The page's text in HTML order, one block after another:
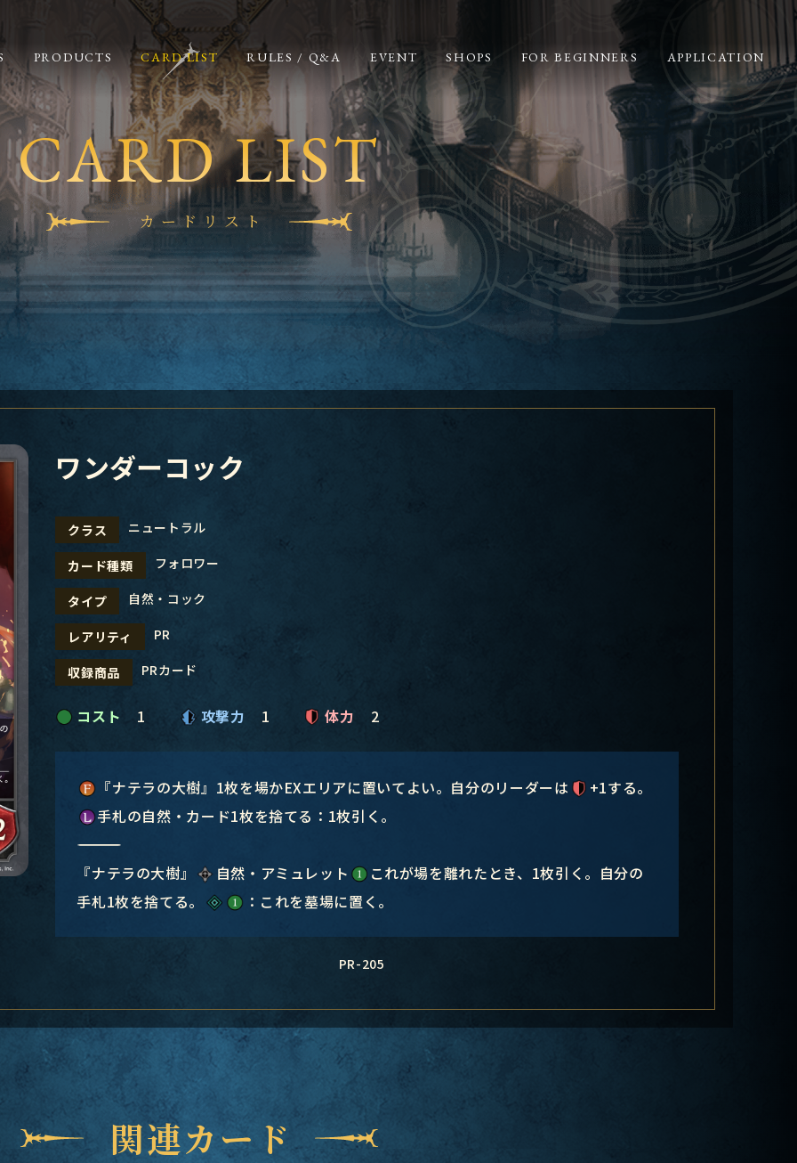
PRODUCTS CARD LIST RULES / Q&A EVENT SHOPS FOR BEGINNERS APPLICATION
CARD LIST
カードリスト
ワンダーコック
クラス ニュートラル
カード種類 フォロワー
タイプ 自然・コック
レアリティ PR
収録商品 PRカード
コスト 1 攻撃力 1 体力 2
『ナテラの大樹』1枚を場かEXエリアに置いてよい。自分のリーダーは
+1する。
手札の自然・カード1枚を捨てる：1枚引く。
―――――――――――――――
『ナテラの大樹』
自然・アミュレット
これが場を離れたとき、1枚引く。自分の
手札1枚を捨てる。
：これを墓場に置く。
PR-205
関連カード